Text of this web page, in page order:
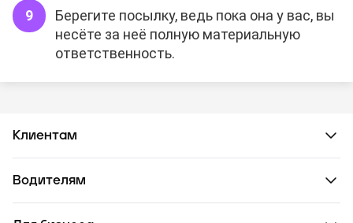
Берегите посылку, ведь пока она у вас, вы
несёте за неё полную материальную
ответственность.
Клиентам
Водителям